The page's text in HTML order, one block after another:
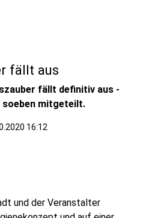
fällt aus
fällt definitiv aus -
soeben mitgeteilt.
16:12
und der Veranstalter